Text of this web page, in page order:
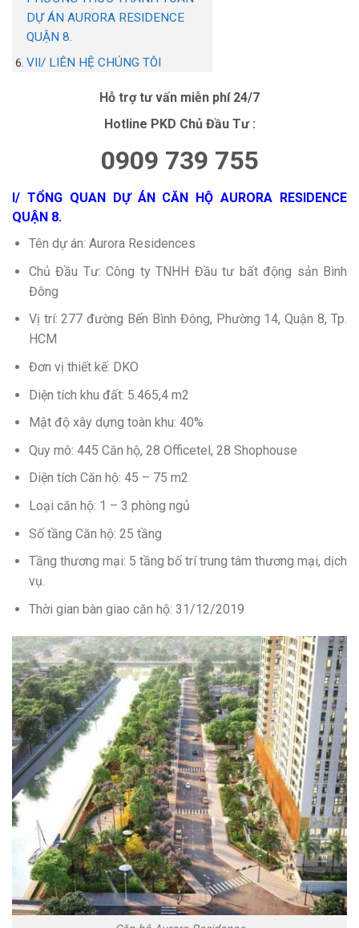
DỰ ÁN AURORA RESIDENCE
QUẬN 8.
VII/ LIÊN HỆ CHÚNG TÔI
Hỗ trợ tư vấn miễn phí 24/7
Hotline PKD Chủ Đầu Tư :
0909 739 755
I/ TỔNG QUAN DỰ ÁN CĂN HỘ AURORA RESIDENCE
QUẬN 8.
Tên dự án: Aurora Residences
Chủ Đầu Tư: Công ty TNHH Đầu tư bất động sản Bình
Đông
Vị trí: 277 đường Bến Bình Đông, Phường 14, Quận 8, Tp.
HCM
Đơn vị thiết kế: DKO
Diện tích khu đất: 5.465,4 m2
Mật độ xây dựng toàn khu: 40%
Quy mô: 445 Căn hộ, 28 Officetel, 28 Shophouse
Diện tích Căn hộ: 45 – 75 m2
Loại căn hộ: 1 – 3 phòng ngủ
Số tầng Căn hộ: 25 tầng
Tầng thương mại: 5 tầng bố trí trung tâm thương mại, dịch
vụ.
Thời gian bàn giao căn hộ: 31/12/2019